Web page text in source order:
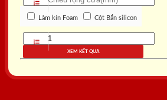
Làm kín Foam Cột Bắn silicon
XEM KẾT QUẢ